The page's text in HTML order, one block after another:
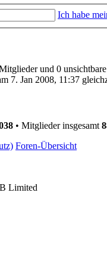
Ich habe
und 0
7. Jan 2008, 11:37
• Mitglieder insgesamt
Foren-Übersicht
Limited